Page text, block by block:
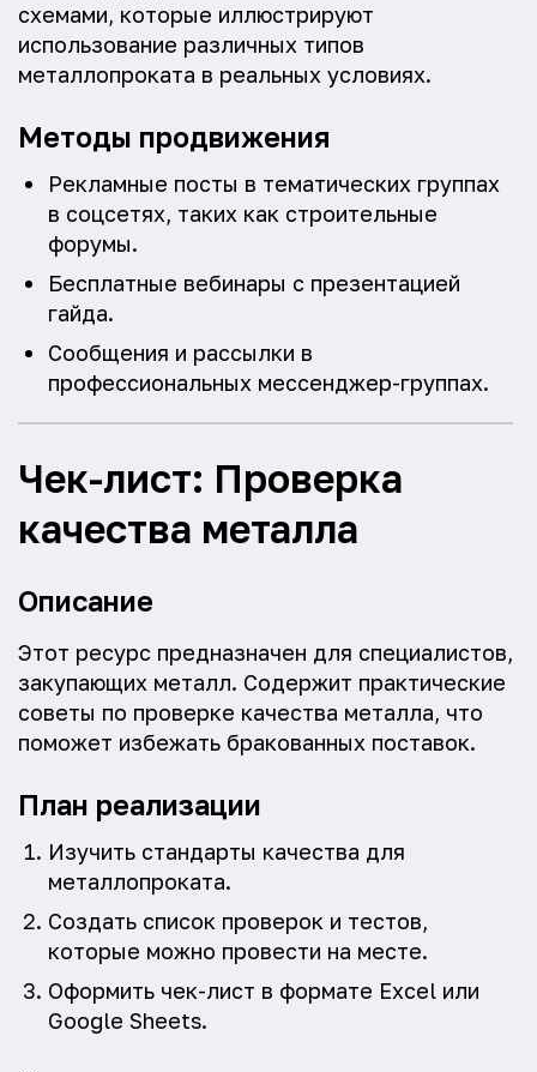
схемами, которые иллюстрируют
использование различных типов
металлопроката в реальных условиях.
Методы продвижения
Рекламные посты в тематических группах
в соцсетях, таких как строительные
форумы.
Бесплатные вебинары с презентацией
гайда.
Сообщения и рассылки в
профессиональных мессенджер-группах.
Чек-лист: Проверка
качества металла
Описание
Этот ресурс предназначен для специалистов,
закупающих металл. Содержит практические
советы по проверке качества металла, что
поможет избежать бракованных поставок.
План реализации
Изучить стандарты качества для
металлопроката.
Создать список проверок и тестов,
которые можно провести на месте.
Оформить чек-лист в формате Excel или
Google Sheets.